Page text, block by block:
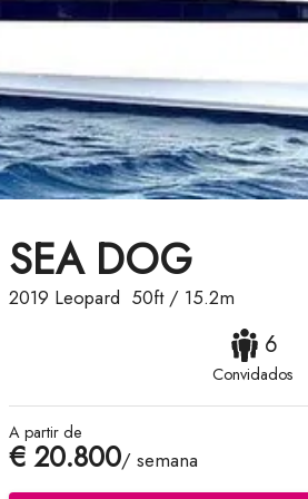
SEA DOG
2019 Leopard 50ft/ 15.2m
6
Convidados
A partir de
€ 20.800/ semana